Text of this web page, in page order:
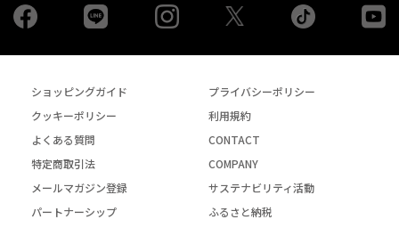
Facebook Instagram tiktok
ショッピングガイド
プライバシーポリシー
クッキーポリシー
利用規約
よくある質問
CONTACT
特定商取引法
COMPANY
メールマガジン登録
サステナビリティ活動
パートナーシップ
ふるさと納税